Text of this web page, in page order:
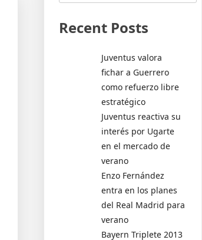
Recent Posts
Juventus valora
fichar a Guerrero
como refuerzo libre
estratégico
Juventus reactiva su
interés por Ugarte
en el mercado de
verano
Enzo Fernández
entra en los planes
del Real Madrid para
verano
Bayern Triplete 2013